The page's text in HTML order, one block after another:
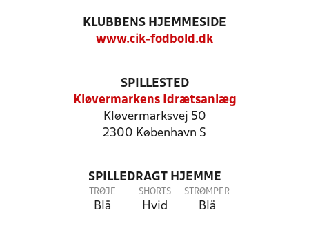
KLUBBENS HJEMMESIDE
www.cik-fodbold.dk
SPILLESTED
Kløvermarkens Idrætsanlæg
Kløvermarksvej 50
2300 København S
SPILLEDRAGT HJEMME
TRØJE
Blå
SHORTS
Hvid
STRØMPER
Blå